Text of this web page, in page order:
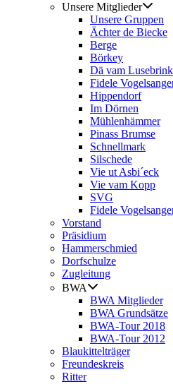
Unsere Mitglieder
Unsere Gruppen
Ächter de Biecke
Berge
Börkey
Dä vam Lusebrink
Fidele
Hippendorf
Im Dörnen
Mühlenhämmer
Pinass Brumse
Schnellmark
Silschede
Vie ut Asbi´eck
Vie vam Kopp
SVG
Fidele
Vorstand
Präsidium
Hammerschmied
Dorfschulze
Zugleitung
BWA
BWA Mitglieder
BWA Grundsätze
BWA-Tour 2018
BWA-Tour 2012
Blaukittelträger
Freundeskreis
Ritter